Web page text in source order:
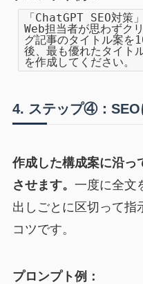
「ChatGPT SEO対策
Web担当者が思わずク
グ記事のタイトル案を
後、最も優れたタイト
を作成してください。
4. ステップ④：SEO
作成した構成案に沿っ
させます。 一度に全文
出しごとに区切って指
コツです。
プロンプト例：